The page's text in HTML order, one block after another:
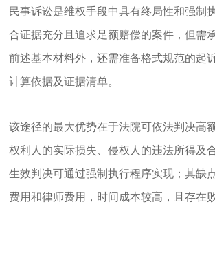
民事诉讼是维权手段中具有终局性和强制
合证据充分且追求足额赔偿的案件，但需
前述基本材料外，还需准备格式规范的起
计算依据及证据清单。
该途径的最大优势在于法院可依法判决高
权利人的实际损失、侵权人的违法所得及
生效判决可通过强制执行程序实现；其缺
费用和律师费用，时间成本较高，且存在